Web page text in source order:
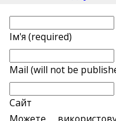
Ім'я (required)
Mail (will not be
Сайт